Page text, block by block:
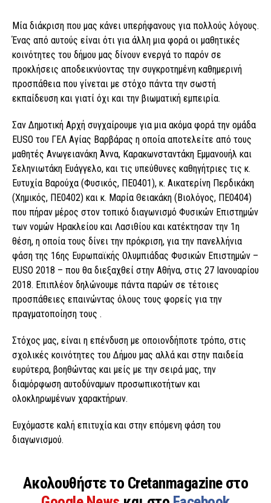
​Μία διάκριση που μας κάνει υπερήφανους για πολλούς λόγους.
Ένας από αυτούς είναι ότι για άλλη μια φορά οι μαθητικές
κοινότητες του δήμου μας δίνουν ενεργά το παρόν σε
προκλήσεις αποδεικνύοντας την συγκροτημένη καθημερινή
προσπάθεια που γίνεται με στόχο πάντα την σωστή
εκπαίδευση και γιατί όχι και την βιωματική εμπειρία.
​Σαν Δημοτική Αρχή συγχαίρουμε για μια ακόμα φορά την ομάδα
EUSO του ΓΕΛ Αγίας Βαρβάρας η οποία αποτελείτε από τους
μαθητές Ανωγειανάκη Άννα, Καρακωνσταντάκη Εμμανουήλ και
Σεληνιωτάκη Ευάγγελο, και τις υπεύθυνες καθηγήτριες τις κ.
Ευτυχία Βαρούχα (Φυσικός, ΠΕ0401), κ. Αικατερίνη Περδικάκη
(Χημικός, ΠΕ0402) και κ. Μαρία Θειακάκη (Βιολόγος, ΠΕ0404)
που πήραν μέρος στον τοπικό διαγωνισμό Φυσικών Επιστημών
των νομών Ηρακλείου και Λασιθίου και κατέκτησαν την 1η
θέση, η οποία τους δίνει την πρόκριση, για την πανελλήνια
φάση της 16ης Ευρωπαϊκής Ολυμπιάδας Φυσικών Επιστημών –
EUSO 2018 – που θα διεξαχθεί στην Αθήνα, στις 27 Ιανουαρίου
2018. Επιπλέον δηλώνουμε πάντα παρών σε τέτοιες
προσπάθειες επαινώντας όλους τους φορείς για την
πραγματοποίηση τους .
Στόχος μας, είναι η επένδυση με οποιονδήποτε τρόπο, στις
σχολικές κοινότητες του Δήμου μας αλλά και στην παιδεία
ευρύτερα, βοηθώντας και μείς με την σειρά μας, την
διαμόρφωση αυτοδύναμων προσωπικοτήτων και
ολοκληρωμένων χαρακτήρων.
Ευχόμαστε καλή επιτυχία και στην επόμενη φάση του
διαγωνισμού.
Ακολουθήστε το Cretanmagazine στο